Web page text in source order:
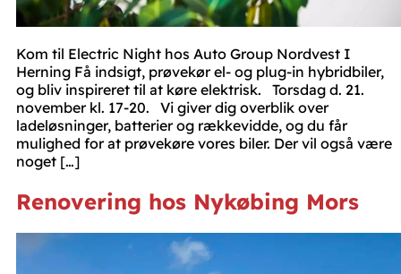
Kom til Electric Night hos Auto Group Nordvest I
Herning Få indsigt, prøvekør el- og plug-in hybridbiler,
og bliv inspireret til at køre elektrisk. Torsdag d. 21.
november kl. 17-20. Vi giver dig overblik over
ladeløsninger, batterier og rækkevidde, og du får
mulighed for at prøvekøre vores biler. Der vil også være
noget […]
Renovering hos Nykøbing Mors